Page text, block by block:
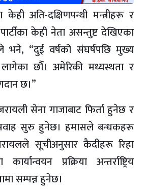
केही अति-दक्षिणपन्थी मन्त्रीहरू र
केही नेता असन्तुष्ट देखिएका
भने, “दुई वर्षको संघर्षपछि मुख्य
छौँ। अमेरिकी मध्यस्थता र
छ।”
सेना गाजाबाट फिर्ता हुनेछ र
सुरु हुनेछ। हमासले बन्धकहरू
सूचीअनुसार कैदीहरू रिहा
प्रक्रिया अन्तर्राष्ट्रिय
सम्पन्न हुनेछ।